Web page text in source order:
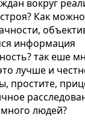
вокруг
Как
информация
так еше
лучше и
простите,
людей?